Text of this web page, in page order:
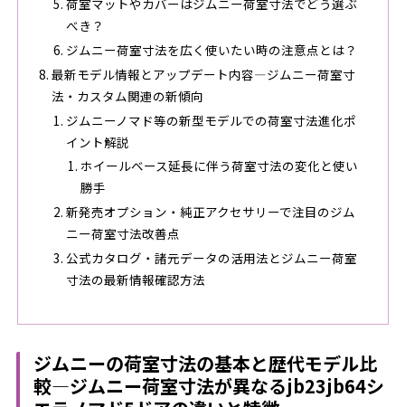
荷室マットやカバーはジムニー荷室寸法でどう選ぶ
べき？
ジムニー荷室寸法を広く使いたい時の注意点とは？
最新モデル情報とアップデート内容―ジムニー荷室寸
法・カスタム関連の新傾向
ジムニーノマド等の新型モデルでの荷室寸法進化ポ
イント解説
ホイールベース延長に伴う荷室寸法の変化と使い
勝手
新発売オプション・純正アクセサリーで注目のジム
ニー荷室寸法改善点
公式カタログ・諸元データの活用法とジムニー荷室
寸法の最新情報確認方法
ジムニーの荷室寸法の基本と歴代モデル比
較―ジムニー荷室寸法が異なるjb23jb64シ